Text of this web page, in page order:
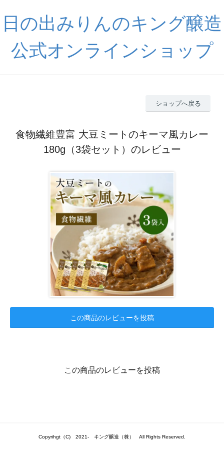
日の出みりんのキング醸造
公式オンラインショップ
ショップへ戻る
食物繊維豊富 大豆ミートのキーマ風カレー
180g（3袋セット）のレビュー
この商品のレビューを投稿
この商品のレビューを投稿
Copyrihgt（C) 2021- キング醸造（株） All Rights Reserved.